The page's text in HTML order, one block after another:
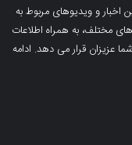
و ویدیوهای مربوط به
مختلف، به همراه اطلاعات
عزیزان قرار می دهد. ادامه